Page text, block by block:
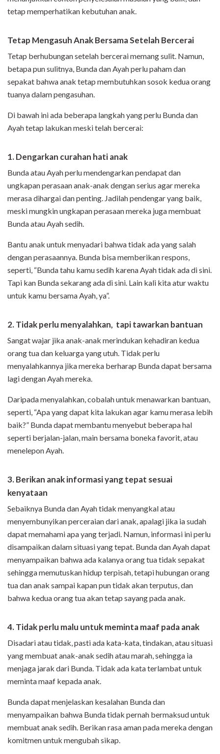
tetap memperhatikan kebutuhan anak.
Tetap Mengasuh Anak Bersama Setelah Bercerai
Tetap berhubungan setelah bercerai memang sulit. Namun,
betapa pun sulitnya, Bunda dan Ayah perlu paham dan
sepakat bahwa anak tetap membutuhkan sosok kedua orang
tuanya dalam pengasuhan.
Di bawah ini ada beberapa langkah yang perlu Bunda dan
Ayah tetap lakukan meski telah bercerai:
1. Dengarkan curahan hati anak
Bunda atau Ayah perlu mendengarkan pendapat dan
ungkapan perasaan anak-anak dengan serius agar mereka
merasa dihargai dan penting. Jadilah pendengar yang baik,
meski mungkin ungkapan perasaan mereka juga membuat
Bunda atau Ayah sedih.
Bantu anak untuk menyadari bahwa tidak ada yang salah
dengan perasaannya. Bunda bisa memberikan respons,
seperti, “Bunda tahu kamu sedih karena Ayah tidak ada di sini.
Tapi kan Bunda sekarang ada di sini. Lain kali kita atur waktu
untuk kamu bersama Ayah, ya”.
2. Tidak perlu menyalahkan, tapi tawarkan bantuan
Sangat wajar jika anak-anak merindukan kehadiran kedua
orang tua dan keluarga yang utuh. Tidak perlu
menyalahkannya jika mereka berharap Bunda dapat bersama
lagi dengan Ayah mereka.
Daripada menyalahkan, cobalah untuk menawarkan bantuan,
seperti, “Apa yang dapat kita lakukan agar kamu merasa lebih
baik?” Bunda dapat membantu menyebut beberapa hal
seperti berjalan-jalan, main bersama boneka favorit, atau
menelepon Ayah.
3. Berikan anak informasi yang tepat sesuai
kenyataan
Sebaiknya Bunda dan Ayah tidak menyangkal atau
menyembunyikan perceraian dari anak, apalagi jika ia sudah
dapat memahami apa yang terjadi. Namun, informasi ini perlu
disampaikan dalam situasi yang tepat. Bunda dan Ayah dapat
menyampaikan bahwa ada kalanya orang tua tidak sepakat
sehingga memutuskan hidup terpisah, tetapi hubungan orang
tua dan anak sampai kapan pun tidak akan terputus, dan
bahwa kedua orang tua akan tetap sayang pada anak.
4. Tidak perlu malu untuk meminta maaf pada anak
Disadari atau tidak, pasti ada kata-kata, tindakan, atau situasi
yang membuat anak-anak sedih atau marah, sehingga ia
menjaga jarak dari Bunda. Tidak ada kata terlambat untuk
meminta maaf kepada anak.
Bunda dapat menjelaskan kesalahan Bunda dan
menyampaikan bahwa Bunda tidak pernah bermaksud untuk
membuat anak sedih. Berikan rasa aman pada mereka dengan
komitmen untuk mengubah sikap.